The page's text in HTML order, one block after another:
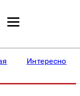
Интересное